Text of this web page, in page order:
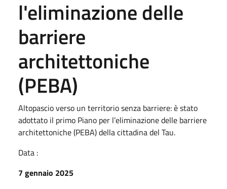
l'eliminazione delle
barriere
architettoniche
(PEBA)
Altopascio verso un territorio senza barriere: è stato
adottato il primo Piano per l’eliminazione delle barriere
architettoniche (PEBA) della cittadina del Tau.
Data :
7 gennaio 2025